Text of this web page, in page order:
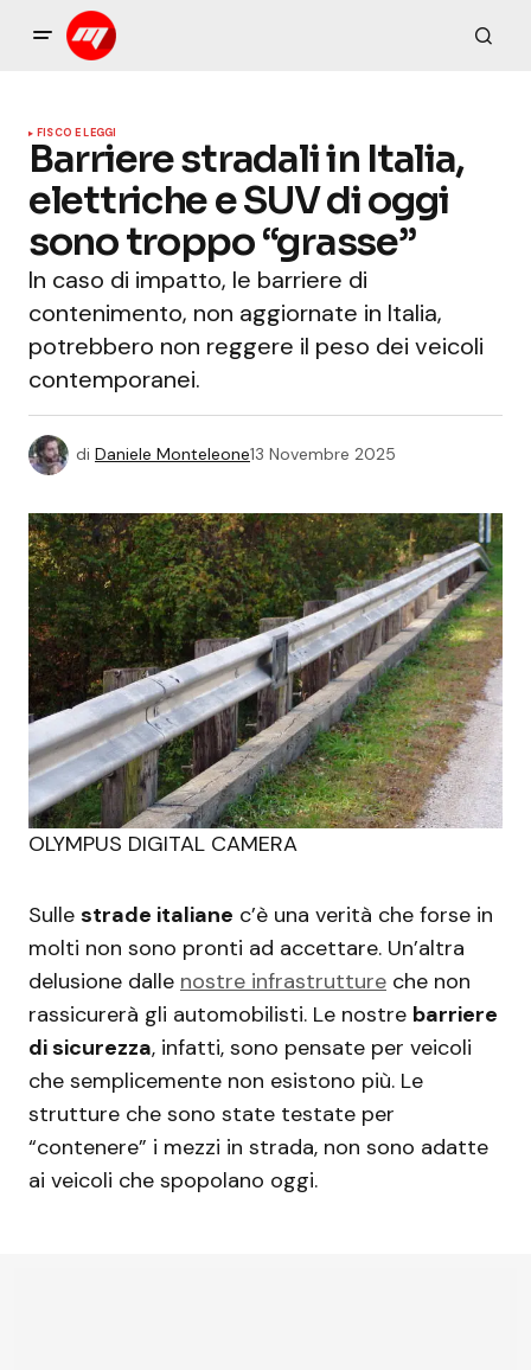
FISCO E LEGGI
Barriere stradali in Italia,
elettriche e SUV di oggi
sono troppo “grasse”
In caso di impatto, le barriere di
contenimento, non aggiornate in Italia,
potrebbero non reggere il peso dei veicoli
contemporanei.
di Daniele Monteleone13 Novembre 2025
OLYMPUS DIGITAL CAMERA
Sulle strade italiane c’è una verità che forse in
molti non sono pronti ad accettare. Un’altra
delusione dalle nostre infrastrutture che non
rassicurerà gli automobilisti. Le nostre barriere
di sicurezza, infatti, sono pensate per veicoli
che semplicemente non esistono più. Le
strutture che sono state testate per
“contenere” i mezzi in strada, non sono adatte
ai veicoli che spopolano oggi.